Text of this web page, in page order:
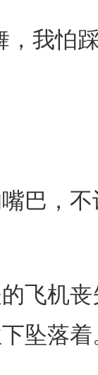
我怕
，不
机丧
坠落着